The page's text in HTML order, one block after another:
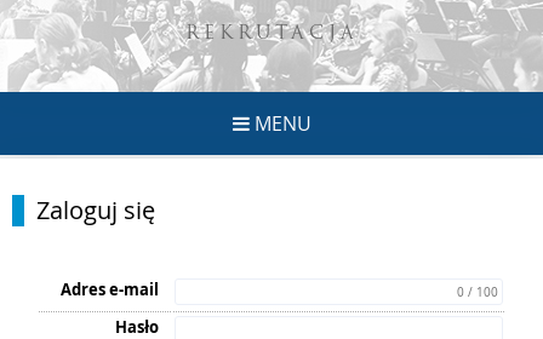
REKRUTACJA
MENU
Zaloguj się
Adres e-mail 0 / 100
Hasło